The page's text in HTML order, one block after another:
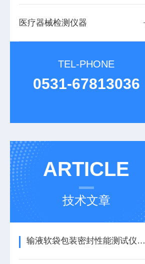
医疗器械检测仪器
TEL-PHONE
0531-67813036
ARTICLE
技术文章
输液软袋包装密封性能测试仪：低压放电法密封性测试仪的无损技术